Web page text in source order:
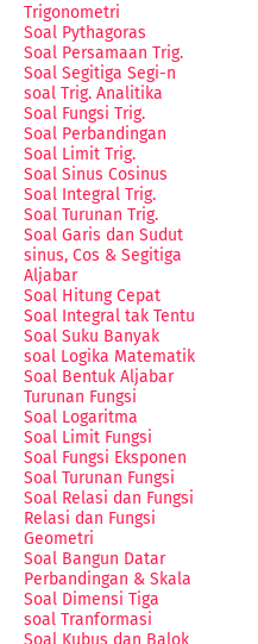
Trigonometri
Soal Pythagoras
Soal Persamaan Trig.
Soal Segitiga Segi-n
soal Trig. Analitika
Soal Fungsi Trig.
Soal Perbandingan
Soal Limit Trig.
Soal Sinus Cosinus
Soal Integral Trig.
Soal Turunan Trig.
Soal Garis dan Sudut
sinus, Cos & Segitiga
Aljabar
Soal Hitung Cepat
Soal Integral tak Tentu
Soal Suku Banyak
soal Logika Matematik
Soal Bentuk Aljabar
Turunan Fungsi
Soal Logaritma
Soal Limit Fungsi
Soal Fungsi Eksponen
Soal Turunan Fungsi
Soal Relasi dan Fungsi
Relasi dan Fungsi
Geometri
Soal Bangun Datar
Perbandingan & Skala
Soal Dimensi Tiga
soal Tranformasi
Soal Kubus dan Balok